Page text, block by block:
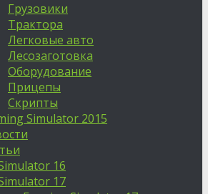
Грузовики
Трактора
Легковые авто
Лесозаготовка
Оборудование
Прицепы
Скрипты
Simulator 2015
16
17